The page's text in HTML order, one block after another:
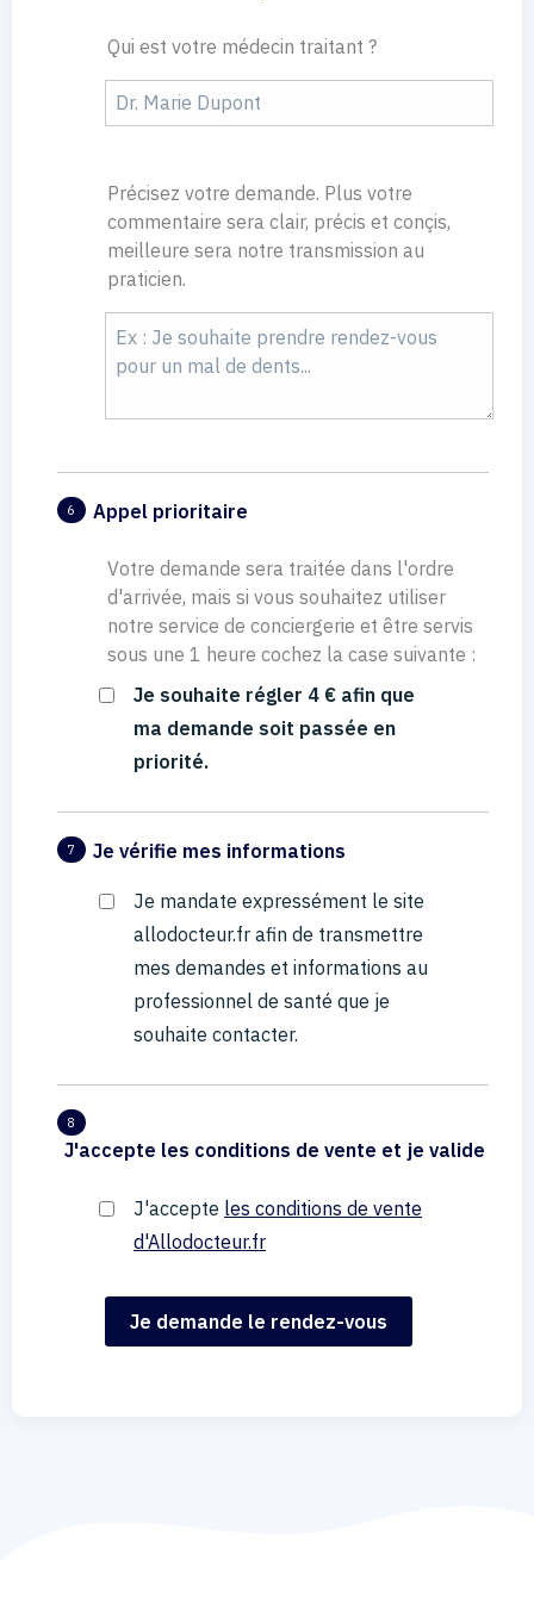
Qui est votre médecin traitant ?
Précisez votre demande. Plus votre
commentaire sera clair, précis et conçis,
meilleure sera notre transmission au
praticien.
6 Appel prioritaire
Votre demande sera traitée dans l'ordre
d'arrivée, mais si vous souhaitez utiliser
notre service de conciergerie et être servis
sous une 1 heure cochez la case suivante :
Je souhaite régler 4 € afin que
ma demande soit passée en
priorité.
7 Je vérifie mes informations
Je mandate expressément le site
allodocteur.fr afin de transmettre
mes demandes et informations au
professionnel de santé que je
souhaite contacter.
8
J'accepte les conditions de vente et je valide
J'accepte les conditions de vente
d'Allodocteur.fr